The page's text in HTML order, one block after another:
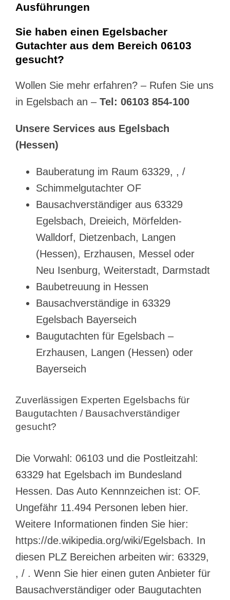
Ausführungen
Sie haben einen Egelsbacher
Gutachter aus dem Bereich 06103
gesucht?
Wollen Sie mehr erfahren? – Rufen Sie uns
in Egelsbach an – Tel: 06103 854-100
Unsere Services aus Egelsbach
(Hessen)
Bauberatung im Raum 63329, , /
Schimmelgutachter OF
Bausachverständiger aus 63329
Egelsbach, Dreieich, Mörfelden-
Walldorf, Dietzenbach, Langen
(Hessen), Erzhausen, Messel oder
Neu Isenburg, Weiterstadt, Darmstadt
Baubetreuung in Hessen
Bausachverständige in 63329
Egelsbach Bayerseich
Baugutachten für Egelsbach –
Erzhausen, Langen (Hessen) oder
Bayerseich
Zuverlässigen Experten Egelsbachs für
Baugutachten / Bausachverständiger
gesucht?
Die Vorwahl: 06103 und die Postleitzahl:
63329 hat Egelsbach im Bundesland
Hessen. Das Auto Kennnzeichen ist: OF.
Ungefähr 11.494 Personen leben hier.
Weitere Informationen finden Sie hier:
https://de.wikipedia.org/wiki/Egelsbach. In
diesen PLZ Bereichen arbeiten wir: 63329,
, / . Wenn Sie hier einen guten Anbieter für
Bausachverständiger oder Baugutachten